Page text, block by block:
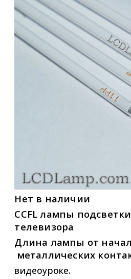
Нет в наличии
CCFL лампы
телевизора
Длина лампы от
металлических
видеоуроке.